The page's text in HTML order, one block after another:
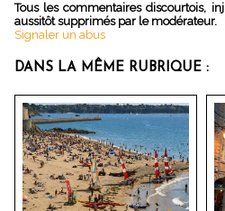
Tous les commentaires discourtois,
aussitôt supprimés par le modérateur.
Signaler un abus
DANS LA MÊME RUBRIQUE :